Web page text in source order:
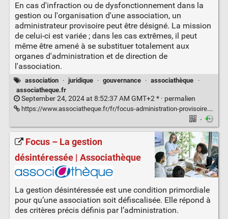
En cas d'infraction ou de dysfonctionnement dans la
gestion ou l'organisation d'une association, un
administrateur provisoire peut être désigné. La mission
de celui-ci est variée ; dans les cas extrêmes, il peut
même être amené à se substituer totalement aux
organes d'administration et de direction de
l'association.
association · juridique · gouvernance · associathèque
·
associatheque.fr
September 24, 2024 at 8:52:37 AM GMT+2 * · permalien
https://www.associatheque.fr/fr/focus-administration-provisoire.html
·
Focus – La gestion
désintéressée | Associathèque
La gestion désintéressée est une condition primordiale
pour qu’une association soit défiscalisée. Elle répond à
des critères précis définis par l’administration.